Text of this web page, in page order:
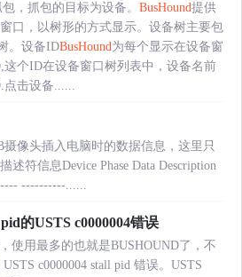
，抓包的目标为设备。 BusHound提供
口，以树形的方式显示。设备树主要包
。设备IDBusHound为每个显示在设备窗
个ID在设备窗口树列表中，设备名前
点击设备......
摄像头插入电脑时的数据信息，这里只
述符信息Device Phase Data Description
----------......
的USTS c0000004错误
使用最多的也就是BUSHOUND了，不
c0000004 stall pid 错误。USTS